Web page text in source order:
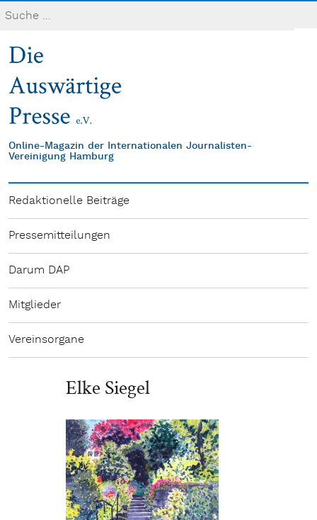
Online-Magazin der Internationalen Journalisten-
Vereinigung Hamburg
Redaktionelle Beiträge
Pressemitteilungen
Darum DAP
Mitglieder
Vereinsorgane
Elke Siegel